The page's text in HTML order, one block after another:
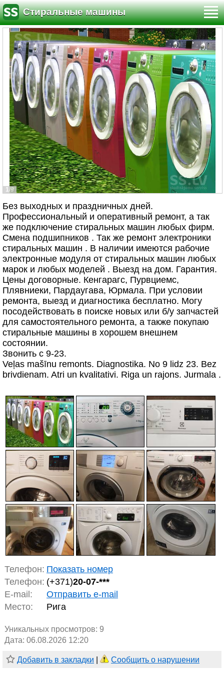
Стиральные машины
1/9
Без выходных и праздничных дней.
Профессиональный и оперативный ремонт, а так
же подключение стиральных машин любых фирм.
Смена подшипников . Так же ремонт электроники
стиральных машин . В наличии имеются рабочие
электронные модуля от стиральных машин любых
марок и любых моделей . Выезд на дом. Гарантия.
Цены договорные. Кенгарагс, Пурвциемс,
Плявниеки, Пардаугава, Юрмала. При условии
ремонта, выезд и диагностика бесплатно. Могу
посодействовать в поиске новых или б/у запчастей
для самостоятельного ремонта, а также покупаю
стиральные машины в хорошем внешнем
состоянии.
Звонить с 9-23.
Veļas mašīnu remonts. Diagnostika. No 9 lidz 23. Bez
brivdienam. Atri un kvalitativi. Riga un rajons. Jurmala .
Телефон: Показать номер
Телефон: (+371)20-07-***
E-mail:
Отправить e-mail
Место:
Рига
Уникальных просмотров: 9
Дата: 06.08.2026 12:20
Добавить в закладки Сообщить о нарушении